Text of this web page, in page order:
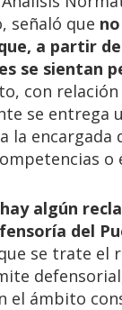
señaló que
a partir
se sientan
con
se entrega
la encargada
o
algún
del
se trate el
el ámbito